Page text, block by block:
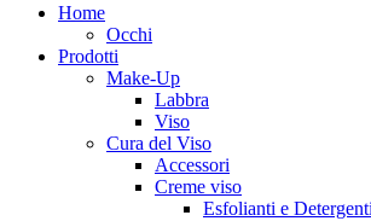
Home
Occhi
Prodotti
Make-Up
Labbra
Viso
Cura del Viso
Accessori
Creme viso
Esfolianti e Detergenti